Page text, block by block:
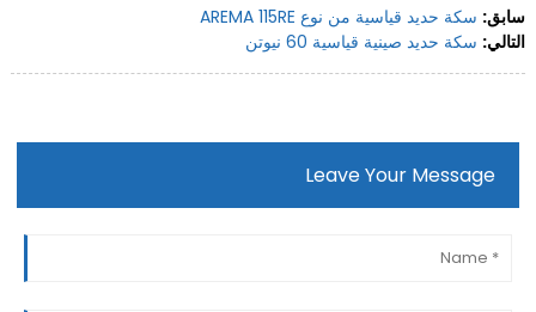
سابق: سكة حديد قياسية من نوع AREMA 115RE
التالي: سكة حديد صينية قياسية 60 نيوتن
Leave Your Message